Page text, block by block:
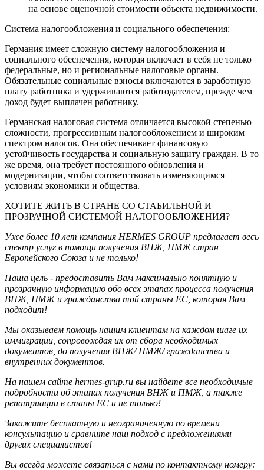
на основе оценочной стоимости объекта недвижимости.
Система налогообложения и социального обеспечения:
Германия имеет сложную систему налогообложения и
социального обеспечения, которая включает в себя не только
федеральные, но и региональные налоговые органы.
Обязательные социальные взносы включаются в заработную
плату работника и удерживаются работодателем, прежде чем
доход будет выплачен работнику.
Германская налоговая система отличается высокой степенью
сложности, прогрессивным налогообложением и широким
спектром налогов. Она обеспечивает финансовую
устойчивость государства и социальную защиту граждан. В то
же время, она требует постоянного обновления и
модернизации, чтобы соответствовать изменяющимся
условиям экономики и общества.
ХОТИТЕ ЖИТЬ В СТРАНЕ СО СТАБИЛЬНОЙ И
ПРОЗРАЧНОЙ СИСТЕМОЙ НАЛОГООБЛОЖЕНИЯ?
Уже более 10 лет компания HERMES GROUP предлагает весь
спектр услуг в помощи получения ВНЖ, ПМЖ стран
Европейского Союза и не только!
Наша цель - предоставить Вам максимально понятную и
прозрачную информацию обо всех этапах процесса получения
ВНЖ, ПМЖ и гражданства той страны ЕС, которая Вам
подходит!
Мы оказываем помощь нашим клиентам на каждом шаге их
иммиграции, сопровождая их от сбора необходимых
документов, до получения ВНЖ/ ПМЖ/ гражданства и
внутренних документов.
На нашем сайте hermes-grup.ru вы найдете все необходимые
подробности об этапах получения ВНЖ и ПМЖ, а также
репатриации в станы ЕС и не только!
Закажите бесплатную и неограниченную по времени
консультацию и сравните наш подход с предложениями
других специалистов!
Вы всегда можете связаться с нами по контактному номеру: